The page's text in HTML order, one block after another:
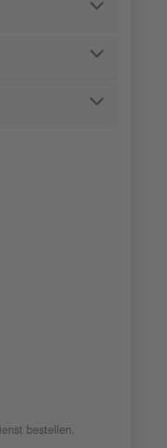
bestellen.